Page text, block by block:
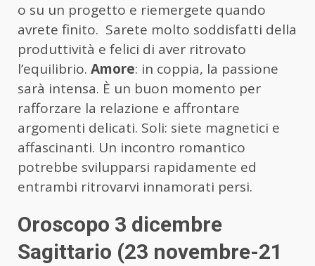
o su un progetto e riemergete quando
avrete finito. Sarete molto soddisfatti della
produttività e felici di aver ritrovato
l’equilibrio. Amore: in coppia, la passione
sarà intensa. È un buon momento per
rafforzare la relazione e affrontare
argomenti delicati. Soli: siete magnetici e
affascinanti. Un incontro romantico
potrebbe svilupparsi rapidamente ed
entrambi ritrovarvi innamorati persi.
Oroscopo 3 dicembre
Sagittario (23 novembre-21